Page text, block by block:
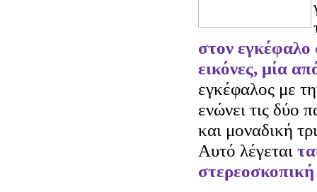
στον εγκέφαλο
εικόνες, μία
εγκέφαλος με
ενώνει τις δύο
και μοναδική
Αυτό λέγεται